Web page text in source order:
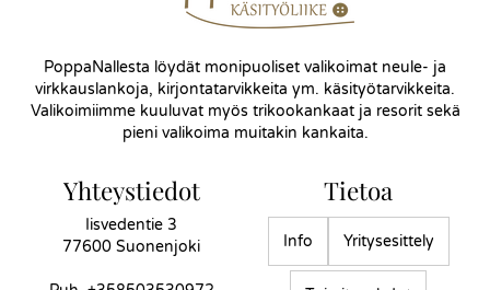
PoppaNallesta löydät monipuoliset valikoimat neule- ja
virkkauslankoja, kirjontatarvikkeita ym. käsityötarvikkeita.
Valikoimiimme kuuluvat myös trikookankaat ja resorit sekä
pieni valikoima muitakin kankaita.
Yhteystiedot
Iisvedentie 3
77600 Suonenjoki
Tietoa
Info Yritysesittely